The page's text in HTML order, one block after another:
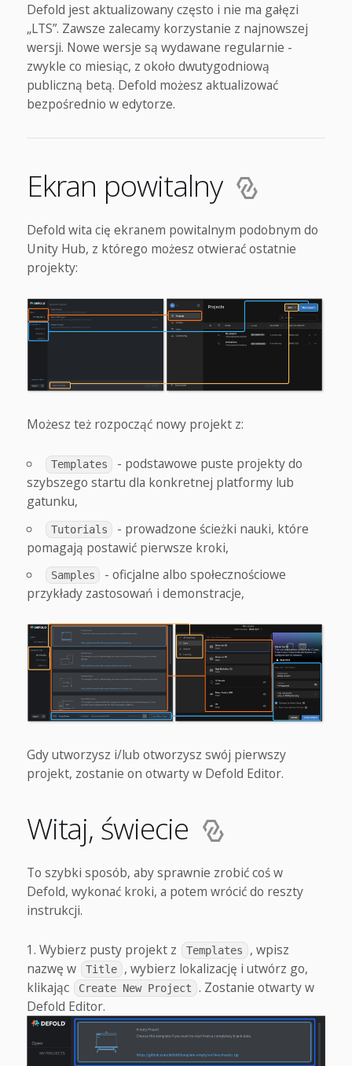
Defold jest aktualizowany często i nie ma gałęzi
„LTS”. Zawsze zalecamy korzystanie z najnowszej
wersji. Nowe wersje są wydawane regularnie -
zwykle co miesiąc, z około dwutygodniową
publiczną betą. Defold możesz aktualizować
bezpośrednio w edytorze.
Ekran powitalny
Defold wita cię ekranem powitalnym podobnym do
Unity Hub, z którego możesz otwierać ostatnie
projekty:
Możesz też rozpocząć nowy projekt z:
Templates
- podstawowe puste projekty do
szybszego startu dla konkretnej platformy lub
gatunku,
Tutorials
- prowadzone ścieżki nauki, które
pomagają postawić pierwsze kroki,
Samples
- oficjalne albo społecznościowe
przykłady zastosowań i demonstracje,
Gdy utworzysz i/lub otworzysz swój pierwszy
projekt, zostanie on otwarty w Defold Editor.
Witaj, świecie
To szybki sposób, aby sprawnie zrobić coś w
Defold, wykonać kroki, a potem wrócić do reszty
instrukcji.
Wybierz pusty projekt z Templates
, wpisz
nazwę w
Title
, wybierz lokalizację i utwórz go,
klikając
Create New Project
. Zostanie otwarty w
Defold Editor.